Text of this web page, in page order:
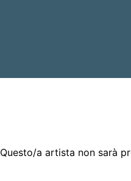
Questo/a artista non sarà